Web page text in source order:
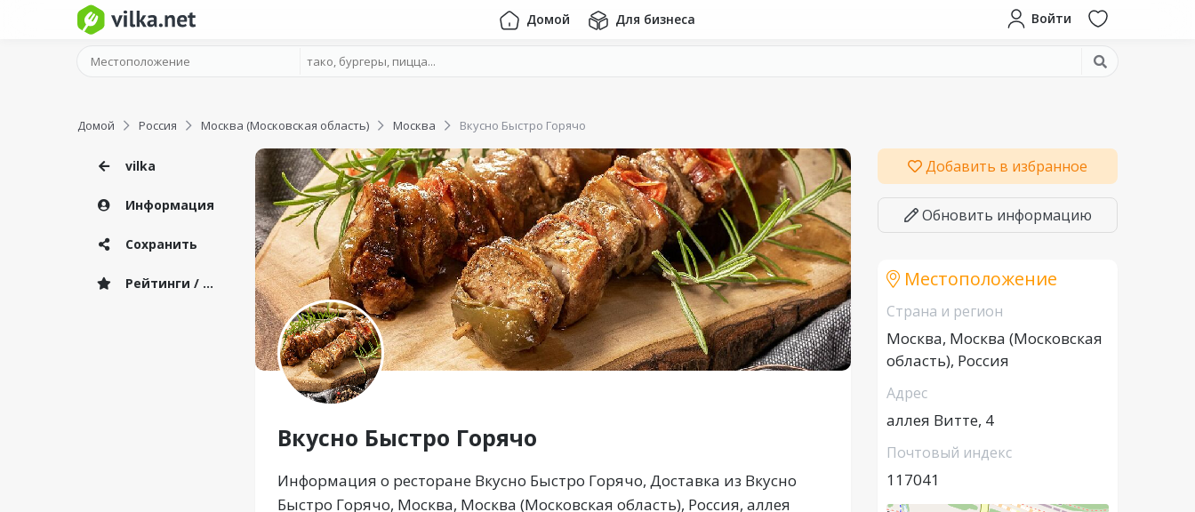
Домой Для бизнеса Войти
Домой Россия Москва (Московская область) Москва Вкусно Быстро Горячо
vilka
Информация
Сохранить
Рейтинги / Отзывы
Вкусно Быстро Горячо
Информация о ресторане Вкусно Быстро Горячо, Доставка из Вкусно
Быстро Горячо, Москва, Москва (Московская область), Россия, аллея
Добавить в избранное
Обновить информацию
Местоположение
Страна и регион
Москва, Москва (Московская
область), Россия
Адрес
аллея Витте, 4
Почтовый индекс
117041